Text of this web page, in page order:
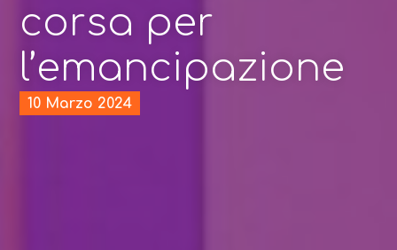
corsa per
l’emancipazione
10 Marzo 2024